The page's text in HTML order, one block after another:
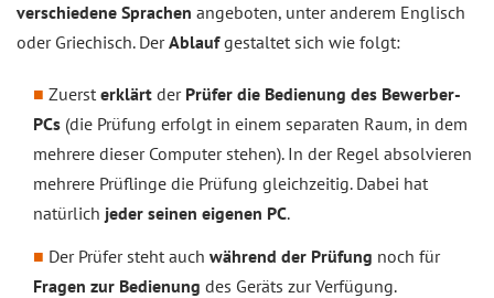
verschiedene Sprachen angeboten, unter anderem Englisch
oder Griechisch. DerAblaufgestaltet sich wie folgt:
Zuerst erklärt der Prüfer die Bedienung des Bewerber-
PCs (die Prüfung erfolgt in einem separaten Raum, in dem
mehrere dieser Computer stehen). In der Regel absolvieren
mehrere Prüflinge die Prüfung gleichzeitig. Dabei hat
natürlich jeder seinen eigenen PC.
Der Prüfer steht auch während der Prüfung noch für
Fragen zur Bedienung des Geräts zur Verfügung.